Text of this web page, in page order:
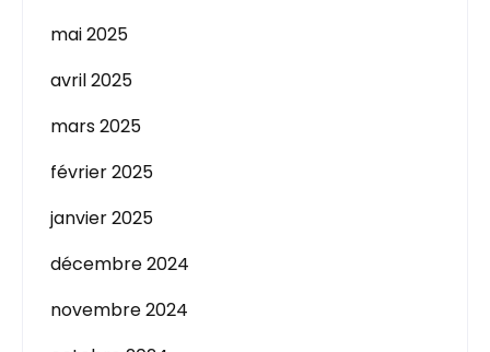
mai 2025
avril 2025
mars 2025
février 2025
janvier 2025
décembre 2024
novembre 2024